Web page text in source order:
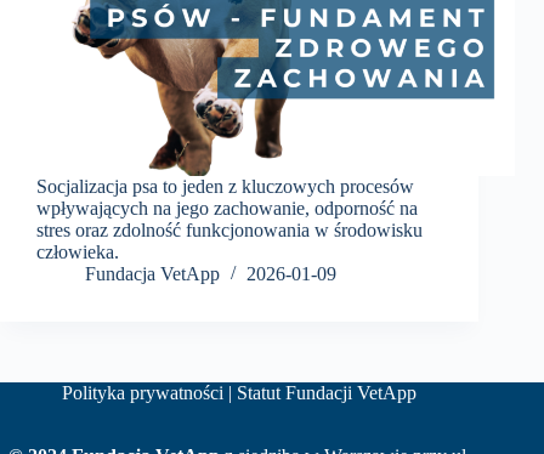
Socjalizacja psa to jeden z kluczowych procesów
wpływających na jego zachowanie, odporność na
stres oraz zdolność funkcjonowania w środowisku
człowieka.
Fundacja VetApp
2026-01-09
Polityka prywatności | Statut Fundacji VetApp